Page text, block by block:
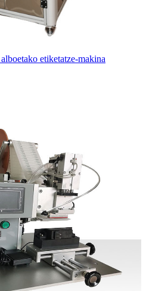
etiketatze-makina